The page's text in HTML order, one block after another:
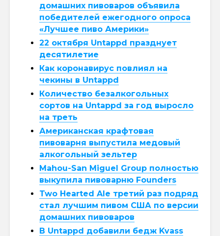
домашних пивоваров объявила
победителей ежегодного опроса
«Лучшее пиво Америки»
22 октября Untappd празднует
десятилетие
Как коронавирус повлиял на
чекины в Untappd
Количество безалкогольных
сортов на Untappd за год выросло
на треть
Американская крафтовая
пивоварня выпустила медовый
алкогольный зельтер
Mahou-San Miguel Group полностью
выкупила пивоварню Founders
Two Hearted Ale третий раз подряд
стал лучшим пивом США по версии
домашних пивоваров
В Untappd добавили бедж Kvass